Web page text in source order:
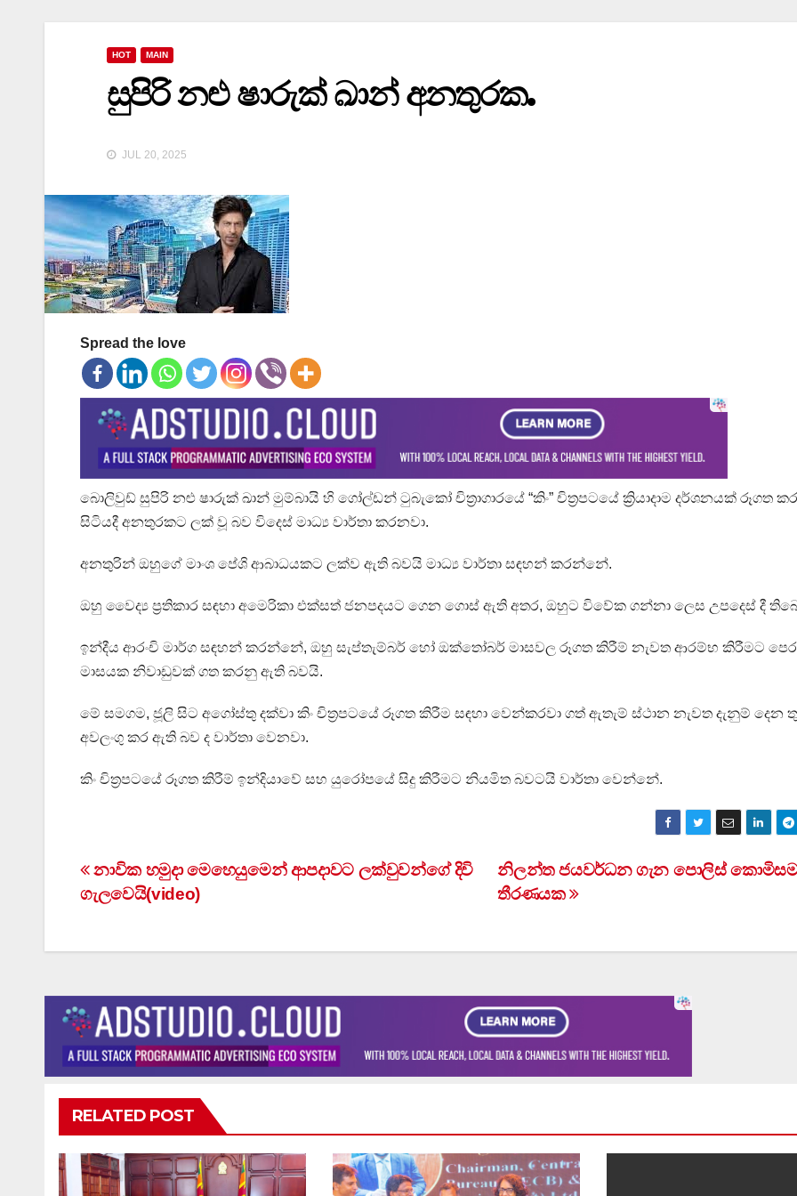
HOT MAIN
සුපිරි නළු ෂාරුක් ඛාන් අනතුරක.
JUL 20, 2025
Spread the love
බොලිවුඩ් සුපිරි නළු ෂාරුක් ඛාන් මුම්බායි හි ගෝල්ඩන් ටුබැකෝ චිත්‍රාගාරයේ “කිං” චිත්‍රපටයේ ක්‍රියාදාම දර්ශනයක් රූගත
සිටියදී අනතුරකට ලක් වූ බව විදෙස් මාධ්‍ය වාර්තා කරනවා.
අනතුරින් ඔහුගේ මාංශ පේශි ආබාධයකට ලක්ව ඇති බවයි මාධ්‍ය වාර්තා සඳහන් කරන්නේ.
ඔහු වෛද්‍ය ප්‍රතිකාර සඳහා අමෙරිකා එක්සත් ජනපදයට ගෙන ගොස් ඇති අතර, ඔහුට විවේක ගන්නා ලෙස උපදෙස් දී
ඉන්දීය ආරංචි මාර්ග සඳහන් කරන්නේ, ඔහු සැප්තැම්බර් හෝ ඔක්තෝබර් මාසවල රූගත කිරීම් නැවත ආරම්භ කිරීමට පෙර
මාසයක නිවාඩුවක් ගත කරනු ඇති බවයි.
මේ සමගම, ජූලි සිට අගෝස්තු දක්වා කිං චිත්‍රපටයේ රූගත කිරීම සඳහා වෙන්කරවා ගත් ඇතැම් ස්ථාන නැවත දැනුම් දෙන
අවලංගු කර ඇති බව ද වාර්තා වෙනවා.
කිං චිත්‍රපටයේ රූගත කිරීම් ඉන්දියාවේ සහ යුරෝපයේ සිදු කිරීමට නියමිත බවටයි වාර්තා වෙන්නේ.
Post
navigation
නිලන්ත ජයවර්ධන ගැන පොලිස් කොමිසම
තීරණයක
නාවික හමුදා මෙහෙයුමෙන් ආපදාවට ලක්වුවන්ගේ දිවි
ගැලවෙයි(video)
RELATED POST